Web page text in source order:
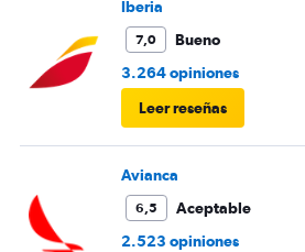
Iberia
7,0
Bueno
3.264 opiniones
Leer reseñas
Avianca
6,5
Aceptable
2.523 opiniones